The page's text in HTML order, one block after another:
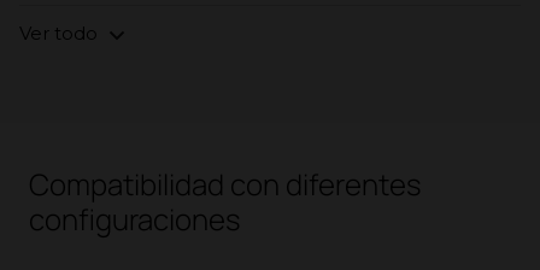
Ver todo
Compatibilidad con diferentes
configuraciones